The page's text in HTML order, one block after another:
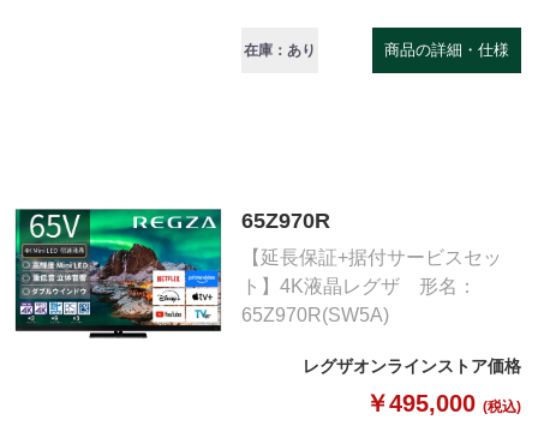
在庫：あり 商品の詳細・仕様
65Z970R
【延長保証+据付サービスセッ
ト】4K液晶レグザ 形名：
65Z970R(SW5A)
レグザオンラインストア価格
￥495,000 (税込)